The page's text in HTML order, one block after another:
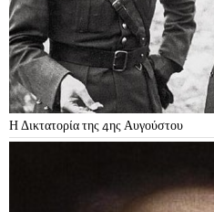
Η Δικτατορία της 4ης Αυγούστου